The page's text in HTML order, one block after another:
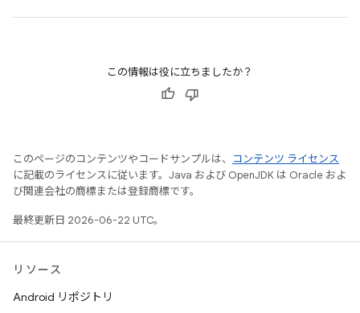
この情報は役に立ちましたか？
このページのコンテンツやコードサンプルは、
コンテンツ ライセンス
に記載のライセンスに従います。Java および OpenJDK は Oracle およ
び関連会社の商標または登録商標です。
最終更新日 2026-06-22 UTC。
リソース
Android リポジトリ